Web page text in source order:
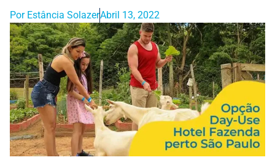
PorEstância SolazerAbril 13, 2022